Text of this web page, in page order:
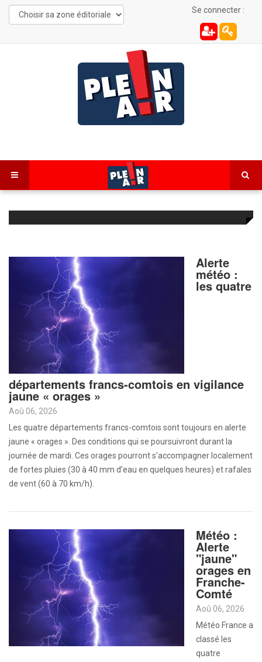
Se connecter :
Alerte
météo :
les quatre
départements francs-comtois en vigilance
jaune « orages »
Aoû 06, 2026
Les quatre départements francs-comtois sont toujours en alerte
jaune « orages ». Des conditions qui se poursuivront durant la
journée de mardi. Ces orages pourront s'accompagner localement
de fortes pluies (30 à 40 mm d’eau en quelques heures) et rafales
de vent (60 à 70 km/h).
Météo :
Alerte
"jaune"
orages en
Franche-
Comté
Aoû 06, 2026
Météo France a
classé les
quatre